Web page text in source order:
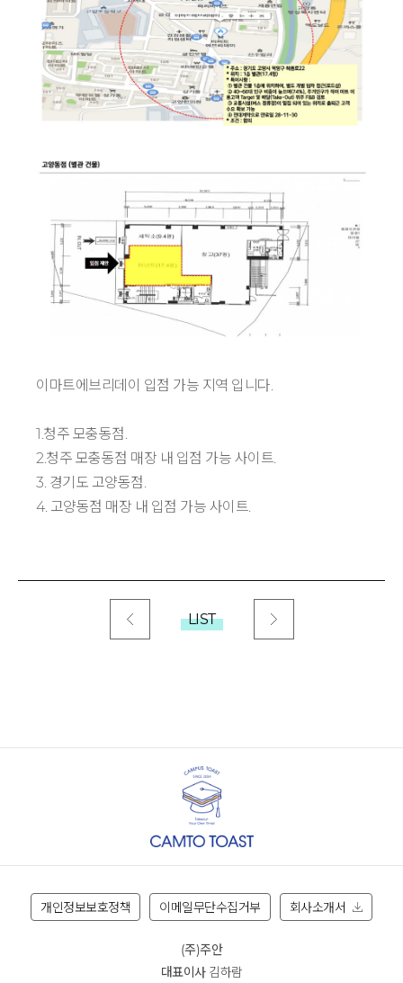
이마트에브리데이 입점 가능 지역 입니다.
1.청주 모충동점.
2.청주 모충동점 매장 내 입점 가능 사이트.
3. 경기도 고양동점.
4. 고양동점 매장 내 입점 가능 사이트.
LIST
개인정보보호정책 이메일무단수집거부 회사소개서
(주)주안
대표이사 김하람